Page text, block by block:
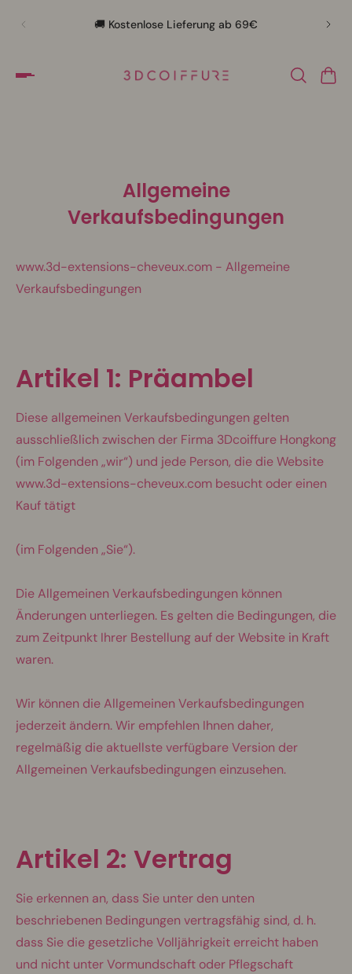
🚚 Kostenlose Lieferung ab 69€
Allgemeine
Verkaufsbedingungen
www.3d-extensions-cheveux.com - Allgemeine
Verkaufsbedingungen
Artikel 1: Präambel
Diese allgemeinen Verkaufsbedingungen gelten
ausschließlich zwischen der Firma 3Dcoiffure Hongkong
(im Folgenden „wir“) und jede Person, die die Website
www.3d-extensions-cheveux.com besucht oder einen
Kauf tätigt
(im Folgenden „Sie“).
Die Allgemeinen Verkaufsbedingungen können
Änderungen unterliegen. Es gelten die Bedingungen, die
zum Zeitpunkt Ihrer Bestellung auf der Website in Kraft
waren.
Wir können die Allgemeinen Verkaufsbedingungen
jederzeit ändern. Wir empfehlen Ihnen daher,
regelmäßig die aktuellste verfügbare Version der
Allgemeinen Verkaufsbedingungen einzusehen.
Artikel 2: Vertrag
Sie erkennen an, dass Sie unter den unten
beschriebenen Bedingungen vertragsfähig sind, d. h.
dass Sie die gesetzliche Volljährigkeit erreicht haben
und nicht unter Vormundschaft oder Pflegschaft